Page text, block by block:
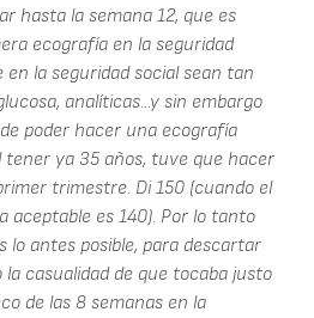
hasta la semana 12, que es
ecografía en la seguridad
en la seguridad social sean tan
analíticas...y sin embargo
poder hacer una ecografía
tener ya 35 años, tuve que hacer
trimestre. Di 150 (cuando el
aceptable es 140). Por lo tanto
lo antes posible, para descartar
la casualidad de que tocaba justo
de las 8 semanas en la